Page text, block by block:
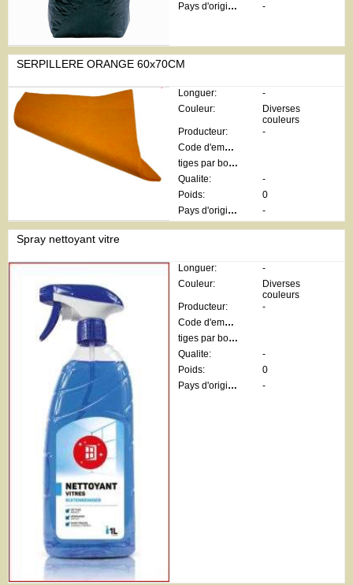
Pays d'origine:
-
SERPILLERE ORANGE 60x70CM
Longuer:
-
Couleur:
Diverses
couleurs
Producteur:
-
Code d'emballage:
tiges par botte:
Qualite:
-
Poids:
0
Pays d'origine:
-
Spray nettoyant vitre
Longuer:
-
Couleur:
Diverses
couleurs
Producteur:
-
Code d'emballage:
tiges par botte:
Qualite:
-
Poids:
0
Pays d'origine:
-